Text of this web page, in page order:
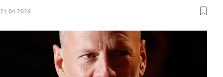
21.04.2026